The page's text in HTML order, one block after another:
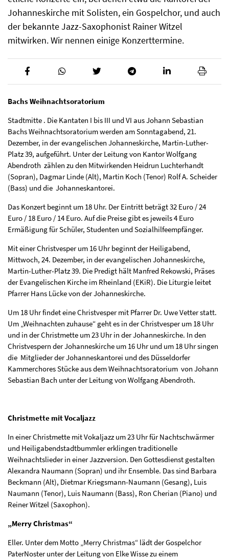
Johanneskirche mit Solisten, ein Gospelchor, und auch
der bekannte Jazz-Saxophonist Rainer Witzel
mitwirken. Wir nennen einige Konzerttermine.
Bachs Weihnachtsoratorium
Stadtmitte . Die Kantaten I bis III und VI aus Johann Sebastian
Bachs Weihnachtsoratorium werden am Sonntagabend, 21.
Dezember, in der evangelischen Johanneskirche, Martin-Luther-
Platz 39, aufgeführt. Unter der Leitung von Kantor Wolfgang
Abendroth zählen zu den Mitwirkenden Heidrun Luchterhandt
(Sopran), Dagmar Linde (Alt), Martin Koch (Tenor) Rolf A. Scheider
(Bass) und die Johanneskantorei.
Das Konzert beginnt um 18 Uhr. Der Eintritt beträgt 32 Euro / 24
Euro / 18 Euro / 14 Euro. Auf die Preise gibt es jeweils 4 Euro
Ermäßigung für Schüler, Studenten und Sozialhilfeempfänger.
Mit einer Christvesper um 16 Uhr beginnt der Heiligabend,
Mittwoch, 24. Dezember, in der evangelischen Johanneskirche,
Martin-Luther-Platz 39. Die Predigt hält Manfred Rekowski, Präses
der Evangelischen Kirche im Rheinland (EKiR). Die Liturgie leitet
Pfarrer Hans Lücke von der Johanneskirche.
Um 18 Uhr findet eine Christvesper mit Pfarrer Dr. Uwe Vetter statt.
Um „Weihnachten zuhause“ geht es in der Christvesper um 18 Uhr
und in der Christmette um 23 Uhr in der Johanneskirche. In den
Christvespern der Johanneskirche um 16 Uhr und um 18 Uhr singen
die Mitglieder der Johanneskantorei und des Düsseldorfer
Kammerchores Stücke aus dem Weihnachtsoratorium von Johann
Sebastian Bach unter der Leitung von Wolfgang Abendroth.
Christmette mit Vocaljazz
In einer Christmette mit Vokaljazz um 23 Uhr für Nachtschwärmer
und Heiligabendstadtbummler erklingen traditionelle
Weihnachtslieder in einer Jazzversion. Den Gottesdienst gestalten
Alexandra Naumann (Sopran) und ihr Ensemble. Das sind Barbara
Beckmann (Alt), Dietmar Kriegsmann-Naumann (Gesang), Luis
Naumann (Tenor), Luis Naumann (Bass), Ron Cherian (Piano) und
Reiner Witzel (Saxophon).
„Merry Christmas“
Eller. Unter dem Motto „Merry Christmas“ lädt der Gospelchor
PaterNoster unter der Leitung von Elke Wisse zu einem